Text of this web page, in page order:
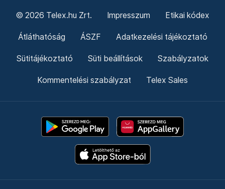
© 2026 Telex.hu Zrt. Impresszum Etikai kódex
Átláthatóság ÁSZF Adatkezelési tájékoztató
Sütitájékoztató Süti beállítások Szabályzatok
Kommentelési szabályzat Telex Sales